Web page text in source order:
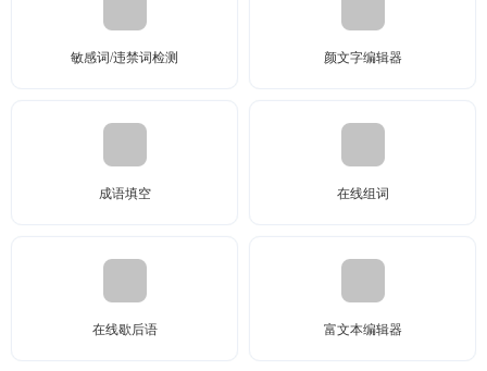
敏感词/违禁词检测 颜文字编辑器
成语填空 在线组词
在线歇后语 富文本编辑器